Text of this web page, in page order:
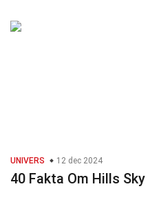
UNIVERS 12 dec 2024
40 Fakta Om Hills Sky